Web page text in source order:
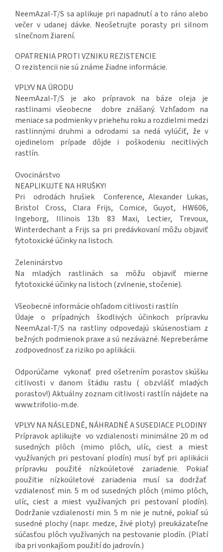
NeemAzal-T/S sa aplikuje pri napadnutí a to ráno alebo
večer v udanej dávke. Neošetrujte porasty pri silnom
slnečnom žiarení.
OPATRENIA PROTI VZNIKU REZISTENCIE
O rezistencii nie sú známe žiadne informácie.
VPLYV NA ÚRODU
NeemAzal-T/S je ako prípravok na báze oleja je
rastlinami všeobecne dobre znášaný. Vzhľadom na
meniace sa podmienky v priehehu roku a rozdielmi medzi
rastlinnými druhmi a odrodami sa nedá vylúčiť, že v
ojedinelom prípade dôjde i poškodeniu necitlivých
rastlín.
Ovocinárstvo
NEAPLIKUJTE NA HRUŠKY!
Pri odrodách hrušiek Conference, Alexander Lukas,
Bristol Cross, Clara Frijs, Comice, Guyot, HW606,
Ingeborg, Illinois 13b 83 Maxi, Lectier, Trevoux,
Winterdechant a Frijs sa pri predávkovaní môžu objaviť
fytotoxické účinky na listoch.
Zeleninárstvo
Na mladých rastlinách sa môžu objaviť mierne
fytotoxické účinky na listoch (zvlnenie, stočenie).
Všeobecné informácie ohľadom citlivosti rastlín
Údaje o prípadných škodlivých účinkoch prípravku
NeemAzal-T/S na rastliny odpovedajú skúsenostiam z
bežných podmienok praxe a sú nezáväzné. Nepreberáme
zodpovednosť za riziko po aplikácii.
Odporúčame vykonať pred ošetrením porastov skúšku
citlivosti v danom štádiu rastu ( obzvlášť mladých
porastov!) Aktuálny zoznam citlivosti rastlín nájdete na
www.trifolio-m.de.
VPLYV NA NÁSLEDNÉ, NÁHRADNÉ A SUSEDIACE PLODINY
Prípravok aplikujte vo vzdialenosti minimálne 20 m od
susedných plôch (mimo plôch, ulíc, ciest a miest
využívaných pri pestovaní plodín) musí byť pri aplikácii
prípravku použité nízkoúletové zariadenie. Pokiaľ
použitie nízkoúletové zariadenia musí sa dodržať
vzdialenosť min. 5 m od susedných plôch (mimo plôch,
ulíc, ciest a miest využívaných pri pestovaní plodín).
Dodržanie vzdialenosti min. 5 m nie je nutné, pokiaľ sú
susedné plochy (napr. medze, živé ploty) preukázateľne
súčasťou plôch využívaných na pestovanie plodín. (Platí
iba pri vonkajšom použití do jadrovín.)